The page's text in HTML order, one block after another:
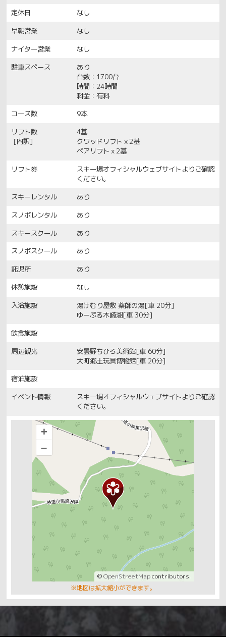
定休日
なし
早朝営業
なし
ナイター営業
なし
駐車スペース
あり
台数：1700台
時間：24時間
料金：有料
コース数
9本
リフト数
[内訳]
4基
クワッドリフトｘ2基
ペアリフトｘ2基
リフト券
スキー場オフィシャルウェブサイトよりご確認
ください。
スキーレンタル
あり
スノボレンタル
あり
スキースクール
あり
スノボスクール
あり
託児所
あり
休憩施設
なし
入浴施設
湯けむり屋敷 薬師の湯[車 20分]
ゆーぷる木崎湖[車 30分]
飲食施設
周辺観光
安曇野ちひろ美術館[車 60分]
大町郷土玩具博物館[車 20分]
宿泊施設
イベント情報
スキー場オフィシャルウェブサイトよりご確認
ください。
+
–
©OpenStreetMapcontributors.
※地図は拡大縮小ができます。